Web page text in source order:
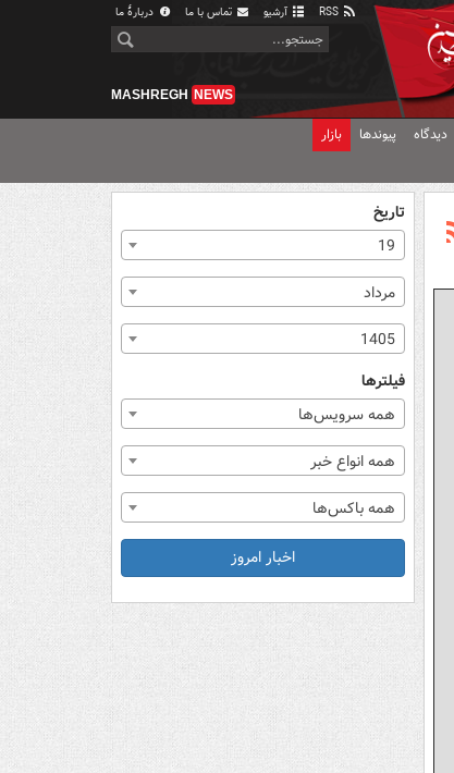
آرشیو تماس با ما دربارهٔ ما
MASHREGH NEWS
دیدگاه پیوندها بازار
تاریخ
19
مرداد
1405
فیلترها
همه سرویس‌ها
همه انواع خبر
همه باکس‌ها
اخبار امروز